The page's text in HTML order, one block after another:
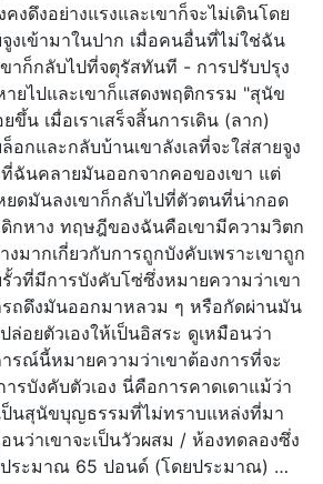
คงดึงอย่างแรงและเขาก็จะไม่เดินโดย
งเข้ามาในปาก เมื่อคนอื่นที่ไม่ใช่ฉัน
ขาก็กลับไปที่จตุรัสทันที - การปรับปรุง
ยไปและเขาก็แสดงพฤติกรรม "สุนัข
ขึ้น เมื่อเราเสร็จสิ้นการเดิน (ลาก)
อกและกลับบ้านเขาลังเลที่จะใส่สายจูง
ฉันคลายมันออกจากคอของเขา แต่
ยดมันลงเขาก็กลับไปที่ตัวตนที่น่ากอด
กหาง ทฤษฎีของฉันคือเขามีความวิตก
งมากเกี่ยวกับการถูกบังคับเพราะเขาถูก
วที่มีการบังคับโซ่ซึ่งหมายความว่าเขา
ถดึงมันออกมาหลวม ๆ หรือกัดผ่านมัน
ล่อยตัวเองให้เป็นอิสระ ดูเหมือนว่า
รณ์นี้หมายความว่าเขาต้องการที่จะ
รบังคับตัวเอง นี่คือการคาดเดาแม้ว่า
ป็นสุนัขบุญธรรมที่ไม่ทราบแหล่งที่มา
นว่าเขาจะเป็นวัวผสม / ห้องทดลองซึ่ง
ประมาณ 65 ปอนด์ (โดยประมาณ) …